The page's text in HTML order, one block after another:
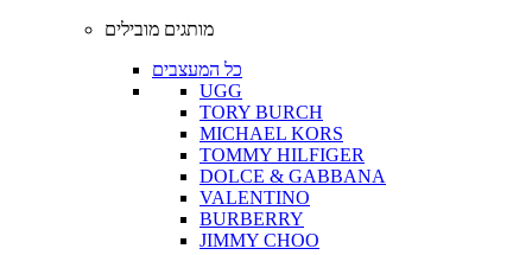
מותגים מובילים
כל המעצבים
UGG
TORY BURCH
MICHAEL KORS
TOMMY HILFIGER
DOLCE & GABBANA
VALENTINO
BURBERRY
JIMMY CHOO